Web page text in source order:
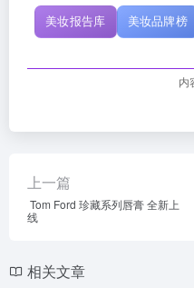
美妆报告库 美妆品牌榜
内
上一篇
Tom Ford 珍藏系列唇膏 全新上
线
相关文章